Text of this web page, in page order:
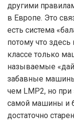
другими
в Европе. Это
есть система
потому что
классе только
называемые
забавные
чем LMP2, но
самой машины и
достаточно